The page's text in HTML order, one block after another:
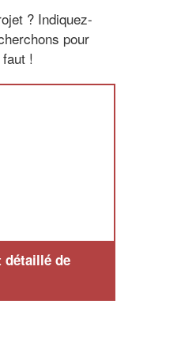
? Indiquez-
pour
!
détaillé de